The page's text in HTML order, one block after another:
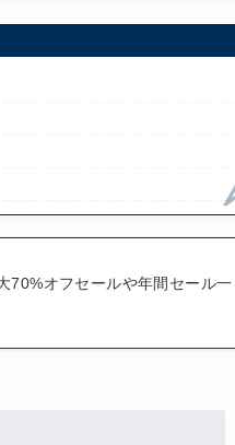
70%オフセールや年間セール一